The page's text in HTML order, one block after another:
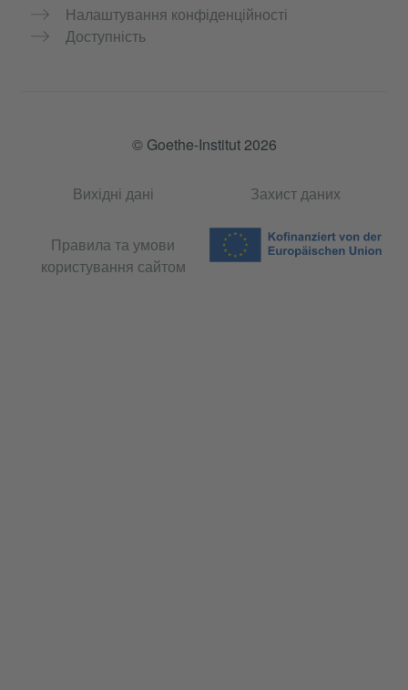
Налаштування конфіденційності
Доступність
© Goethe-Institut 2026
Вихідні дані Захист даних
Правила та умови
користування сайтом